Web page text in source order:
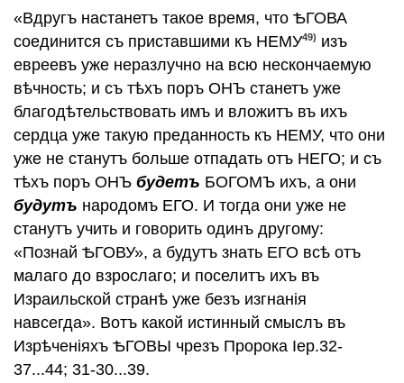
«Вдругъ настанетъ такое время, что ѢГОВА
соединится съ приставшими къ НЕМУ49) изъ
евреевъ уже неразлучно на всю нескончаемую
вѣчность; и съ тѣхъ поръ ОНЪ станетъ уже
благодѣтельствовать имъ и вложитъ въ ихъ
сердца уже такую преданность къ НЕМУ, что они
уже не станутъ больше отпадать отъ НЕГО; и съ
тѣхъ поръ ОНЪ будетъ БОГОМЪ ихъ, а они
будутъ народомъ ЕГО. И тогда они уже не
станутъ учить и говорить одинъ другому:
«Познай ѢГОВУ», а будутъ знать ЕГО всѣ отъ
малаго до взрослаго; и поселитъ ихъ въ
Израильской странѣ уже безъ изгнанiя
навсегда». Вотъ какой истинный смыслъ въ
Изрѣченiяхъ ѢГОВЫ чрезъ Пророка Iер.32-
37...44; 31-30...39.